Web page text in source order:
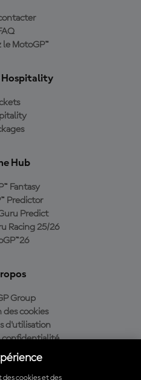
le MotoGP™
Hospitality
Hub
Fantasy
Predictor
Predict
Racing 25/26
Group
des cookies
d'utilisation
confidentialité
d’achat
des cookies et des